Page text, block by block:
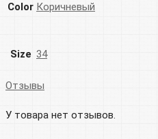
Color Коричневый
Size 34
Отзывы
У товара нет отзывов.